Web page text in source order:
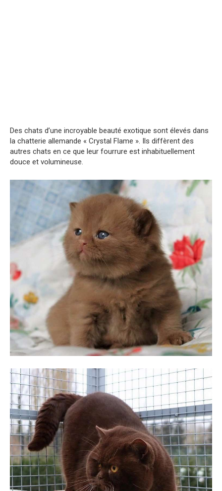
Des chats d’une incroyable beauté exotique sont élevés dans
la chatterie allemande « Crystal Flame ». Ils diffèrent des
autres chats en ce que leur fourrure est inhabituellement
douce et volumineuse.